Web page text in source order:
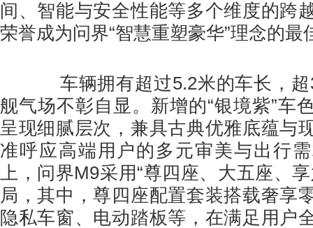
间、智能与安全性能等多个维度的跨
荣誉成为问界“智慧重塑豪华”理念的最
车辆拥有超过5.2米的车长，超
舰气场不彰自显。新增的“银境紫”车
呈现细腻层次，兼具古典优雅底蕴与
准呼应高端用户的多元审美与出行
上，问界M9采用“尊四座、大五座、
局，其中，尊四座配置套装搭载奢享
隐私车窗、电动踏板等，在满足用户